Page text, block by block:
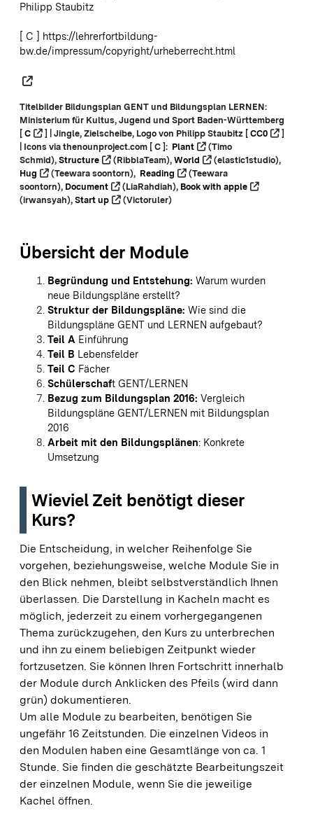
Philipp Staubitz
[ C ]
https://lehrerfortbildung-
bw.de/impressum/copyright/urheberrecht.html
Titelbilder Bildungsplan GENT und Bildungsplan LERNEN:
Ministerium für Kultus, Jugend und Sport Baden-Württemberg
[ C ] | Jingle, Zielscheibe, Logo von Philipp Staubitz [ CC0
]
| Icons via thenounproject.com [ C ]: Plant
(Timo
Schmid), Structure (RibblaTeam), World
(elastic1studio),
Hug
(Teewara soontorn), Reading
(Teewara
soontorn), Document (LiaRahdiah), Book with apple
(irwansyah), Start up (Victoruler)
Übersicht der Module
Begründung und Entstehung: Warum wurden
neue Bildungspläne erstellt?
Struktur der Bildungspläne: Wie sind die
Bildungspläne GENT und LERNEN aufgebaut?
Teil A Einführung
Teil B Lebensfelder
Teil C Fächer
Schülerschaft GENT/LERNEN
Bezug zum Bildungsplan 2016: Vergleich
Bildungspläne GENT/LERNEN mit Bildungsplan
2016
Arbeit mit den Bildungsplänen: Konkrete
Umsetzung
Wieviel Zeit benötigt dieser
Kurs?
Die Entscheidung, in welcher Reihenfolge Sie
vorgehen, beziehungsweise, welche Module Sie in
den Blick nehmen, bleibt selbstverständlich Ihnen
überlassen. Die Darstellung in Kacheln macht es
möglich, jederzeit zu einem vorhergegangenen
Thema zurückzugehen, den Kurs zu unterbrechen
und ihn zu einem beliebigen Zeitpunkt wieder
fortzusetzen. Sie können Ihren Fortschritt innerhalb
der Module durch Anklicken des Pfeils (wird dann
grün) dokumentieren.
Um alle Module zu bearbeiten, benötigen Sie
ungefähr 16 Zeitstunden. Die einzelnen Videos in
den Modulen haben eine Gesamtlänge von ca. 1
Stunde. Sie finden die geschätzte Bearbeitungszeit
der einzelnen Module, wenn Sie die jeweilige
Kachel öffnen.